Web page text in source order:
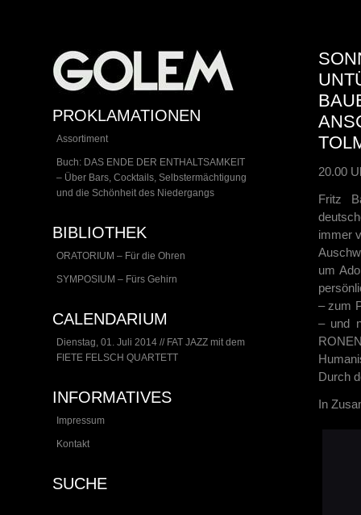
PROKLAMATIONEN
Assortiment
Buch: DAS ENDE DER ENTHALTSAMKEIT
– Über Bars, Cocktails, Selbstermächtigung
und die Schönheit des Niedergangs
BIBLIOTHEK
ORATORIUM – Für die Ohren
SYMPOSIUM – Fürs Gehirn
CALENDARIUM
Dienstag, 01. Juli 2014 // FAT JAZZ mit dem
FIETE FELSCH QUARTETT
INFORMATIVES
Impressum
Kontakt
SUCHE
20.00
Fritz
immer
um
– zum
– und
Durch
In